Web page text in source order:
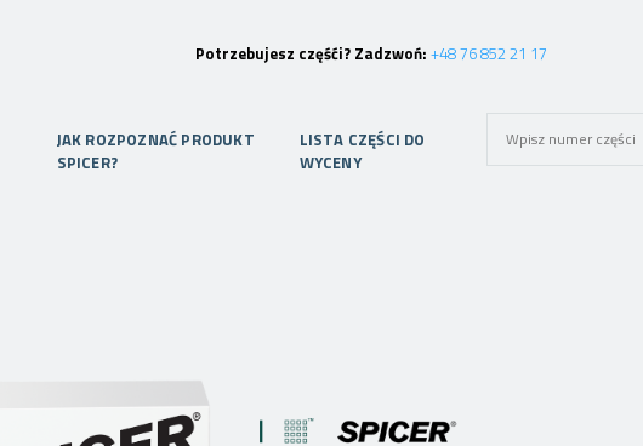
Potrzebujesz częśći? Zadzwoń: +48 76 852 21 17
JAK ROZPOZNAĆ PRODUKT
SPICER?
LISTA CZĘŚCI DO
WYCENY